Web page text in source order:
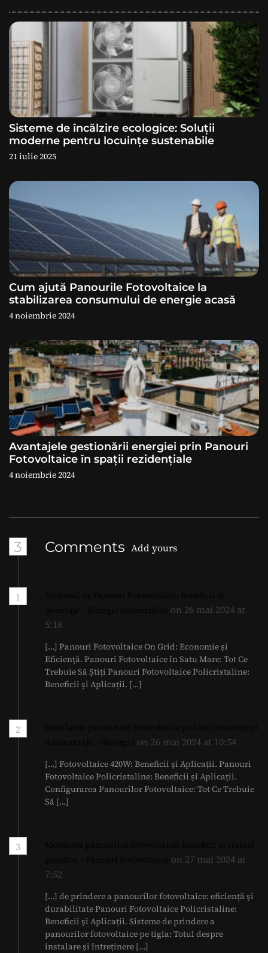
r
e
î
n
a
r
t
i
c
o
l
e
Sisteme de încălzire ecologice: Soluții
moderne pentru locuințe sustenabile
21 iulie 2025
Cum ajută Panourile Fotovoltaice la
stabilizarea consumului de energie acasă
4 noiembrie 2024
Avantajele gestionării energiei prin Panouri
Fotovoltaice în spații rezidențiale
4 noiembrie 2024
3 Comments Add yours
1
on 26 mai 2024 at
5:18
[…] Panouri Fotovoltaice On Grid: Economie și
Eficiență. Panouri Fotovoltaice în Satu Mare: Tot Ce
Trebuie Să Știți Panouri Fotovoltaice Policristaline:
Beneficii și Aplicații. […]
2
on 26 mai 2024 at 10:54
[…] Fotovoltaice 420W: Beneficii și Aplicații. Panouri
Fotovoltaice Policristaline: Beneficii și Aplicații.
Configurarea Panourilor Fotovoltaice: Tot Ce Trebuie
Să […]
3
on 27 mai 2024 at
7:52
[…] de prindere a panourilor fotovoltaice: eficiență și
durabilitate Panouri Fotovoltaice Policristaline:
Beneficii și Aplicații. Sisteme de prindere a
panourilor fotovoltaice pe tigla: Totul despre
instalare și întreținere […]